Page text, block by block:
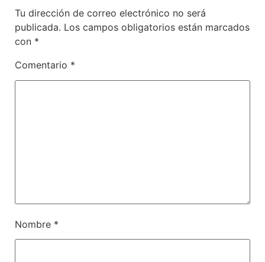
Tu dirección de correo electrónico no será
publicada. Los campos obligatorios están marcados
con *
Comentario *
Nombre *